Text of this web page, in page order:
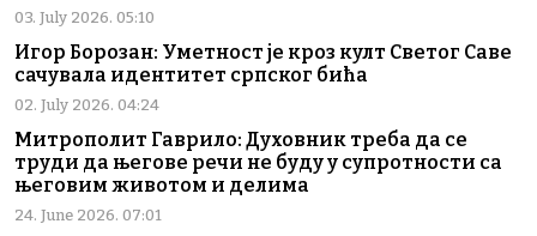
03. July 2026. 05:10
Игор Борозан: Уметност је кроз култ Светог Саве
сачувала идентитет српског бића
02. July 2026. 04:24
Митрополит Гаврило: Духовник треба да се
труди да његове речи не буду у супротности са
његовим животом и делима
24. June 2026. 07:01